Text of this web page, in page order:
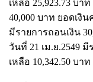
เหลือ 25,923.73 บา
40,000 บาท ยอดเงิน
มีรายการถอนเงิน
วันที่ 21 เม.ย.2549
เหลือ 10,342.50 บาท